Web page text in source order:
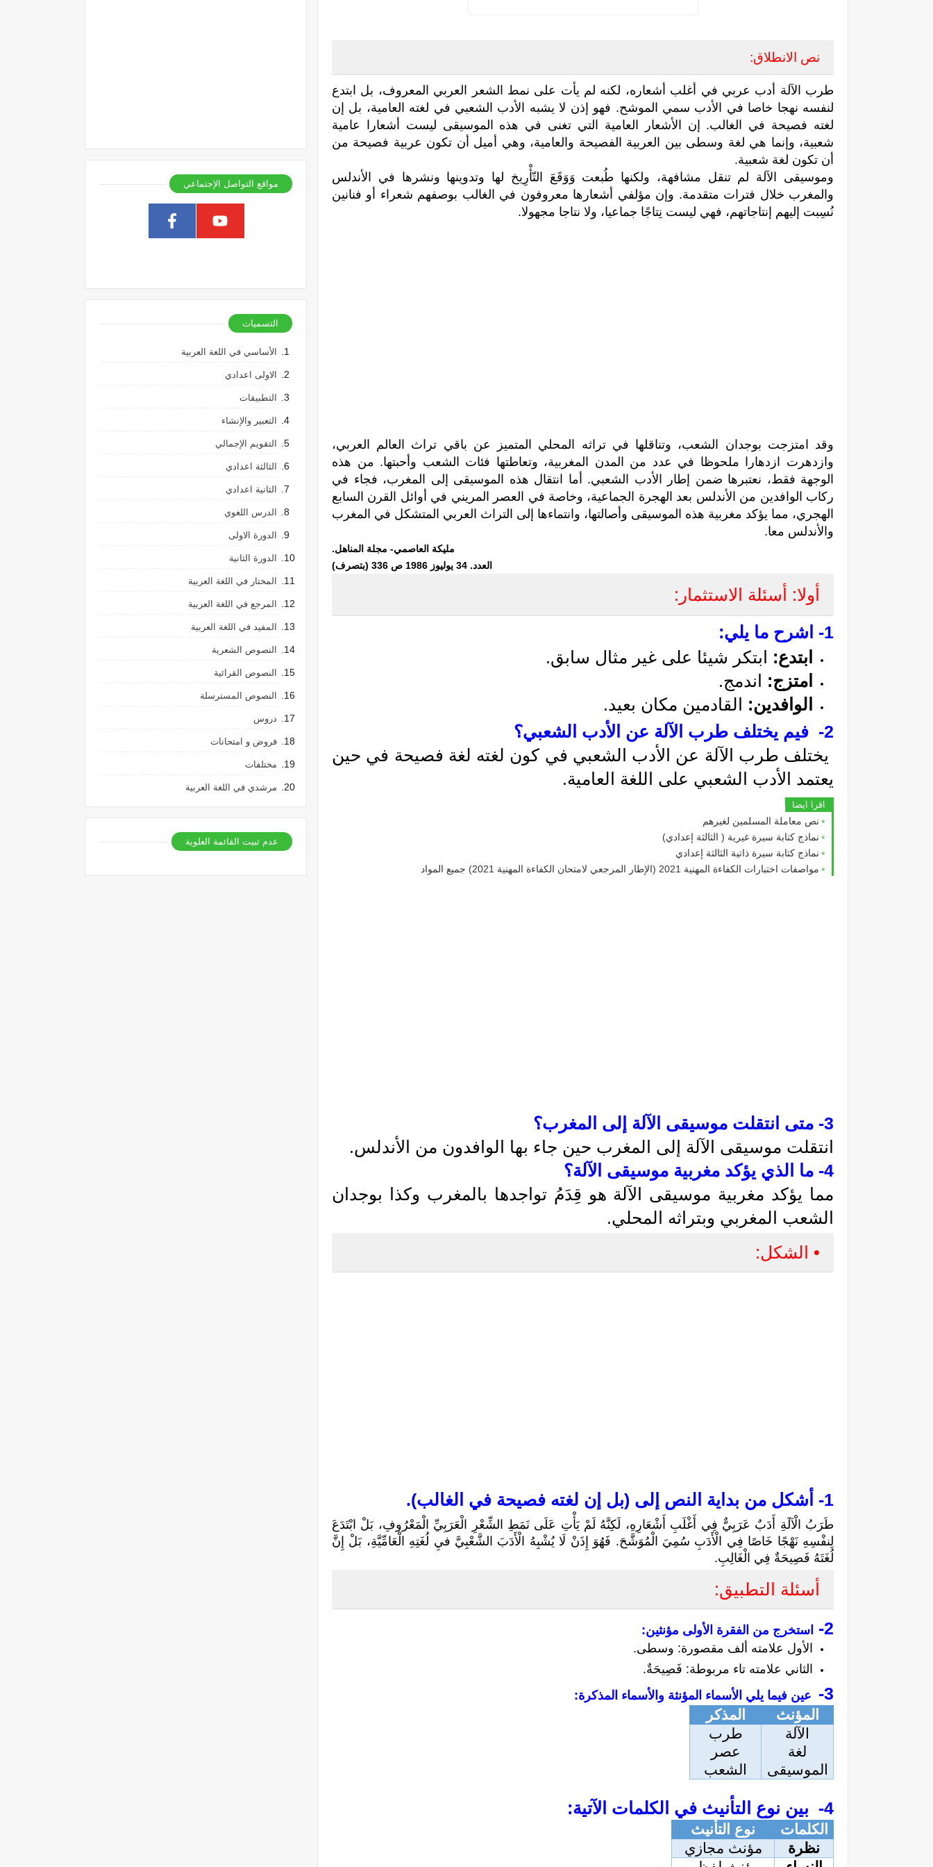
نص الانطلاق:
طرب الآلة أدب عربي في أغلب أشعاره، لكنه لم يأت على نمط الشعر العربي المعروف، بل ابتدع
لنفسه نهجا خاصا في الأدب سمي الموشح. فهو إذن لا يشبه الأدب الشعبي في لغته العامية، بل إن
لغته فصيحة في الغالب. إن الأشعار العامية التي تغنى في هذه الموسيقى ليست أشعارا عامية
شعبية، وإنما هي لغة وسطى بين العربية الفصيحة والعامية، وهي أميل أن تكون عربية فصيحة من
أن تكون لغة شعبية.
وموسيقى الآلة لم تنقل مشافهة، ولكنها طُبعت وَوَقَعَ التّأْرِيخ لها وتدوينها ونشرها في الأندلس
والمغرب خلال فترات متقدمة. وإن مؤلفي أشعارها معروفون في الغالب بوصفهم شعراء أو فنانين
نُسِبت إليهم إنتاجاتهم، فهي ليست نِتاجًا جماعيا، ولا نتاجا مجهولا.
وقد امتزجت بوجدان الشعب، وتناقلها في تراثه المحلي المتميز عن باقي تراث العالم العربي،
وازدهرت ازدهارا ملحوظا في عدد من المدن المغربية، وتعاطتها فئات الشعب وأحبتها. من هذه
الوجهة فقط، نعتبرها ضمن إطار الأدب الشعبي. أما انتقال هذه الموسيقى إلى المغرب، فجاء في
ركاب الوافدين من الأندلس بعد الهجرة الجماعية، وخاصة في العصر المريني في أوائل القرن السابع
الهجري، مما يؤكد مغربية هذه الموسيقى وأصالتها، وانتماءها إلى التراث العربي المتشكل في المغرب
والأندلس معا.
مليكة العاصمي- مجلة المناهل.
العدد. 34 يوليوز 1986 ص 336 (بتصرف)
أولا: أسئلة الاستثمار:
1-
اشرح ما يلي:
ابتدع:
ابتكر شيئا على غير مثال سابق.
امتزج:
اندمج.
الوافدين:
القادمين مكان بعيد.
2-
فيم يختلف طرب الآلة عن الأدب الشعبي؟
يعتمد الأدب الشعبي على اللغة العامية.
اقرا ايضا
نص معاملة المسلمين لغيرهم
نماذج كتابة سيرة غيرية ( الثالثة إعدادي)
نماذج كتابة سيرة ذاتية الثالثة إعدادي
مواصفات اختبارات الكفاءة المهنية 2021 (الإطار المرجعي لامتحان الكفاءة المهنية 2021) جميع المواد
3- متى انتقلت موسيقى الآلة إلى المغرب؟
انتقلت موسيقى الآلة إلى المغرب حين جاء بها الوافدون من الأندلس.
4- ما الذي يؤكد مغربية موسيقى الآلة؟
الشعب المغربي وبتراثه المحلي.
• الشكل:
1- أشكل من بداية النص إلى (بل إن لغته فصيحة في الغالب).
طَرَبُ الْآلَةِ أَدَبٌ عَرَبِيٌّ فِي أَغْلَبِ أَشْعَارِهِ، لَكِنَّهُ لَمْ يَأْتِ عَلَى نَمَطِ الشِّعْرِ الْعَرَبِيِّ الْمَعْرُوفِ، بَلْ ابْتَدَعَ
لِنفْسِهِ نَهْجًا خَاصًا فِي الْأَدَبِ سُمِيَ الْمُوَشَّحَ. فَهُوَ إِذَنْ لَا يُشْبِهُ الْأَدَبَ الشَّعْبِيَّ فيِ لُغَتِهِ الْعَامِّيَّةِ، بَلْ إِنَّ
لُغَتَهُ فَصِيحَةٌ فِي الْغَالِبِ.
أسئلة التطبيق:
2-
استخرج من الفقرة الأولى مؤنثين:
الأول علامته ألف مقصورة: وسطى.
الثاني علامته تاء مربوطة: فَصِيحَةٌ.
3- عين فيما يلي الأسماء المؤنثة والأسماء المذكرة:
المؤنث
المذكر
الآلة
لغة
الموسيقى
طرب
عصر
الشعب
4- بين نوع التأنيث في الكلمات الآتية:
الكلمات
نوع التأنيث
نظرة
مؤنث مجازي
مواقع التواصل الإجتماعي
التسميات
الأساسي في اللغة العربية
الاولى اعدادي
التطبيقات
التعبير والإنشاء
التقويم الإجمالي
الثالثة اعدادي
الثانية اعدادي
الدرس اللغوي
الدورة الاولى
الدورة الثانية
المختار في اللغة العربية
المرجع في اللغة العربية
المفيد في اللغة العربية
النصوص الشعرية
النصوص القرائية
النصوص المسترسلة
دروس
فروض و امتحانات
مختلفات
مرشدي في اللغة العربية
عدم ثبيت القائمة العلوية